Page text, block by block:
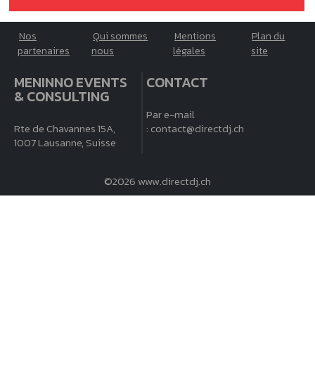
Nos
partenaires
Qui sommes
nous
Mentions
légales
Plan du
site
MENINNO EVENTS
& CONSULTING
Rte de Chavannes 15A,
1007 Lausanne, Suisse
CONTACT
Par e-mail
: contact@directdj.ch
©2026 www.directdj.ch